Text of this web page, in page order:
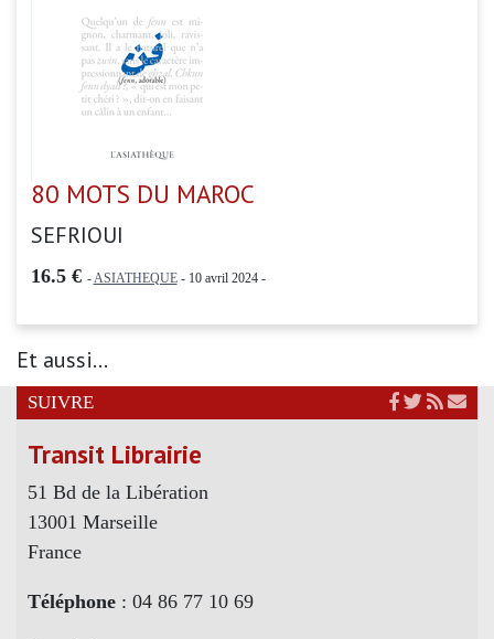
80 MOTS DU MAROC
SEFRIOUI
16.5 € - ASIATHEQUE- 10 avril 2024 -
Et aussi...
SUIVRE
Transit Librairie
51 Bd de la Libération
13001 Marseille
France
Téléphone : 04 86 77 10 69